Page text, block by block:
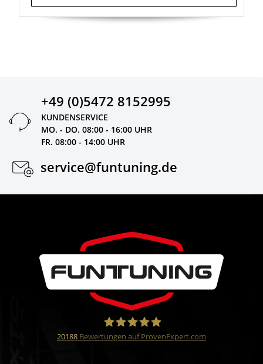
+49 (0)5472 8152995
KUNDENSERVICE
MO. - DO. 08:00 - 16:00 UHR
FR. 08:00 - 14:00 UHR
service@funtuning.de
20188 Bewertungen auf ProvenExpert.com